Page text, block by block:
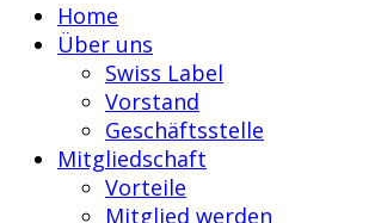
Home
Über uns
Swiss Label
Vorstand
Geschäftsstelle
Mitgliedschaft
Vorteile
Mitglied werden